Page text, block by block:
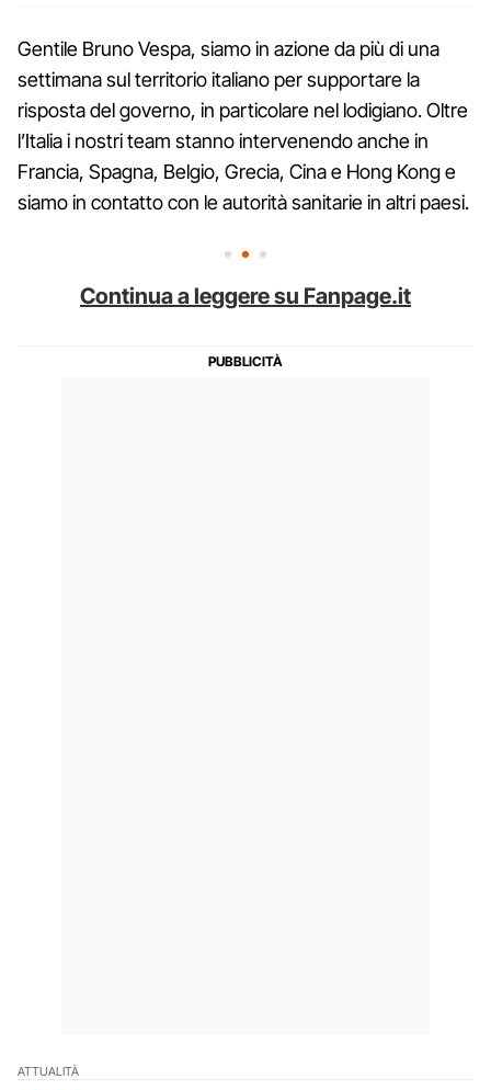
Gentile Bruno Vespa, siamo in azione da più di una
settimana sul territorio italiano per supportare la
risposta del governo, in particolare nel lodigiano. Oltre
l’Italia i nostri team stanno intervenendo anche in
Francia, Spagna, Belgio, Grecia, Cina e Hong Kong e
siamo in contatto con le autorità sanitarie in altri paesi.
Continua a leggere su Fanpage.it
ATTUALITÀ